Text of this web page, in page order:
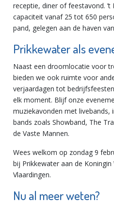
receptie, diner of feestavond.
capaciteit vanaf 25 tot 650
pand, gelegen aan de haven
Prikkewater als
Naast een droomlocatie voor
bieden we ook ruimte voor
verjaardagen tot
elk moment. Blijf onze
muziekavonden met livebands,
bands zoals Showband, The
de Vaste Mannen.
Wees welkom op zondag 9
bij Prikkewater aan de
Vlaardingen.
Nu al meer weten?